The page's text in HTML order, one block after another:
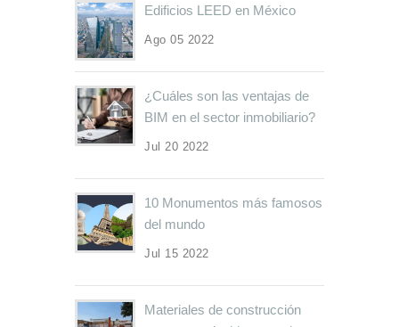
Edificios LEED en México
Ago 05 2022
¿Cuáles son las ventajas de
BIM en el sector inmobiliario?
Jul 20 2022
10 Monumentos más famosos
del mundo
Jul 15 2022
Materiales de construcción